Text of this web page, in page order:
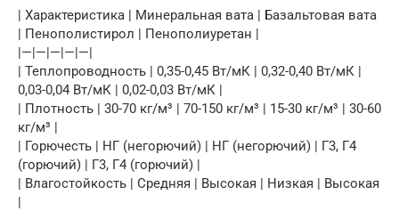
| Характеристика | Минеральная вата | Базальтовая вата
| Пенополистирол | Пенополиуретан |
|—|—|—|—|—|
| Теплопроводность | 0,35-0,45 Вт/мК | 0,32-0,40 Вт/мК |
0,03-0,04 Вт/мК | 0,02-0,03 Вт/мК |
| Плотность | 30-70 кг/м³ | 70-150 кг/м³ | 15-30 кг/м³ | 30-60
кг/м³ |
| Горючесть | НГ (негорючий) | НГ (негорючий) | Г3, Г4
(горючий) | Г3, Г4 (горючий) |
| Влагостойкость | Средняя | Высокая | Низкая | Высокая
|